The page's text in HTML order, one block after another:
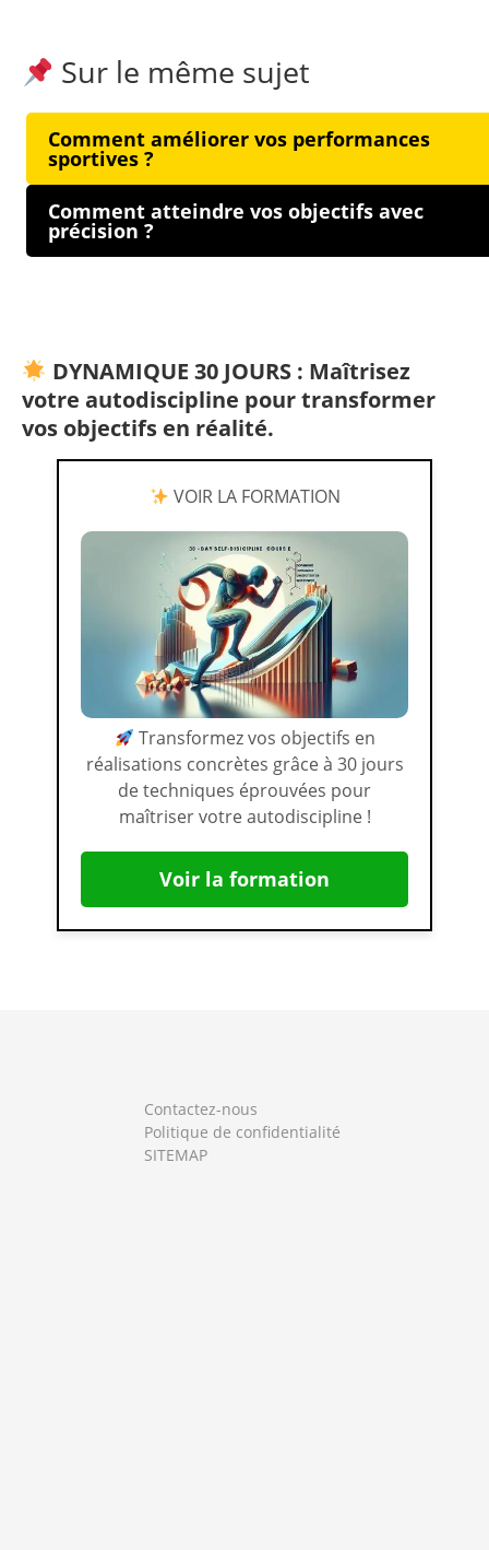
Sur le même sujet
Comment améliorer vos performances
sportives ?
Comment atteindre vos objectifs avec
précision ?
DYNAMIQUE 30 JOURS : Maîtrisez
votre autodiscipline pour transformer
vos objectifs en réalité.
VOIR LA FORMATION
Transformez vos objectifs en
réalisations concrètes grâce à 30 jours
de techniques éprouvées pour
maîtriser votre autodiscipline !
Voir la formation
Contactez-nous
Politique de confidentialité
SITEMAP